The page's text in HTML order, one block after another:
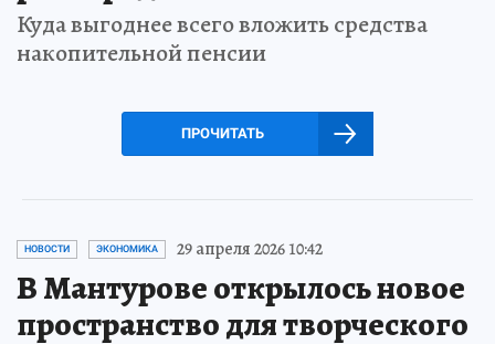
Куда выгоднее всего вложить средства
накопительной пенсии
ПРОЧИТАТЬ
НОВОСТИ ЭКОНОМИКА 29 апреля 2026 10:42
В Мантурове открылось новое
пространство для творческого